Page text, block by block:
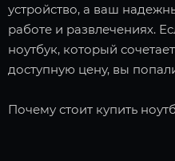
устройство, а ваш
работе и развлечениях.
ноутбук, который
доступную цену, вы
Почему стоит купить